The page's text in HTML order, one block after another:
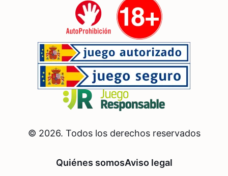
© 2026. Todos los derechos reservados
Quiénes somosAviso legal